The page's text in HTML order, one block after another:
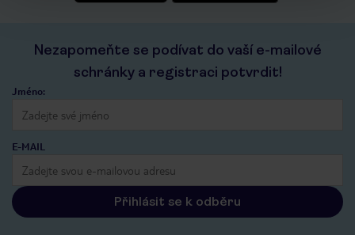
Nezapomeňte se podívat do vaší e-mailové
schránky a registraci potvrdit!
Jméno:
E-MAIL
Přihlásit se k odběru